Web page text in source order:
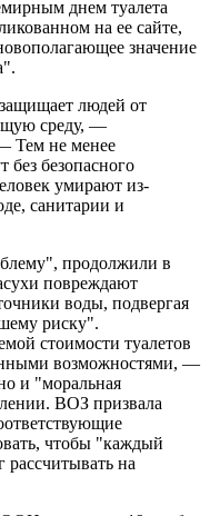
днем туалета
на ее сайте,
значение
людей от
среду, —
Тем не менее
без безопасного
умирают из-
санитарии и
продолжили в
повреждают
воды, подвергая
риску".
стоимости туалетов
возможностями, —
и "моральная
ВОЗ призвала
чтобы "каждый
рассчитывать на